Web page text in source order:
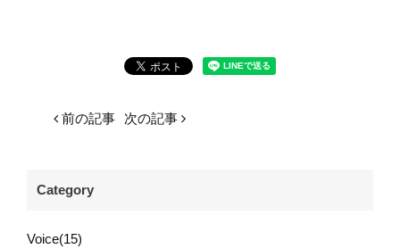
前の記事 次の記事
Category
Voice(15)